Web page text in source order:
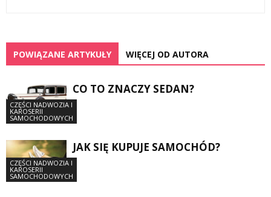
POWIĄZANE ARTYKUŁY WIĘCEJ OD AUTORA
CZĘŚCI NADWOZIA I
KAROSERII
SAMOCHODOWYCH
CO TO ZNACZY SEDAN?
CZĘŚCI NADWOZIA I
KAROSERII
SAMOCHODOWYCH
JAK SIĘ KUPUJE SAMOCHÓD?